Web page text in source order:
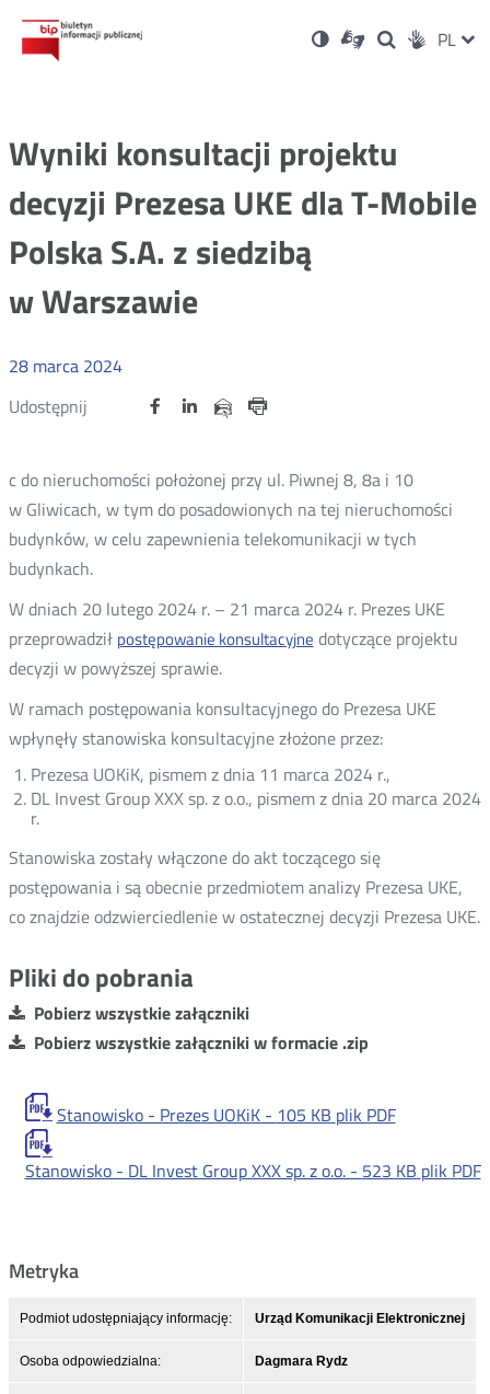
Ustawienia
Wersja
kontrastowa
Dla
niesłyszących
OtwórzOtwórz
w
Otwórz
w
Social PL
Wyniki konsultacji projektu
decyzji Prezesa UKE dla T-Mobile
Polska S.A. z siedzibą
w Warszawie
28 marca 2024
Udostępnij
Udostępnij
Otwórz Udostępnij
na
OtwórzUdostępnij
na
OtwórzUdostępnij
przez
c do nieruchomości położonej przy ul. Piwnej 8, 8a i 10
w Gliwicach, w tym do posadowionych na tej nieruchomości
budynków, w celu zapewnienia telekomunikacji w tych
budynkach.
W dniach 20 lutego 2024 r. – 21 marca 2024 r. Prezes UKE
przeprowadził postępowanie konsultacyjne dotyczące projektu
decyzji w powyższej sprawie.
W ramach postępowania konsultacyjnego do Prezesa UKE
wpłynęły stanowiska konsultacyjne złożone przez:
Prezesa UOKiK, pismem z dnia 11 marca 2024 r.,
DL Invest Group XXX sp. z o.o., pismem z dnia 20 marca 2024
r.
Stanowiska zostały włączone do akt toczącego się
postępowania i są obecnie przedmiotem analizy Prezesa UKE,
co znajdzie odzwierciedlenie w ostatecznej decyzji Prezesa UKE.
Pliki do pobrania
Pobierz wszystkie załączniki
Pobierz wszystkie załączniki w formacie .zip
Stanowisko - Prezes UOKiK - 105 KB plik PDF
Stanowisko - DL Invest Group XXX sp. z o.o. - 523 KB plik PDF
Metryka
Podmiot udostępniający informację: Urząd Komunikacji Elektronicznej
Osoba odpowiedzialna: Dagmara Rydz